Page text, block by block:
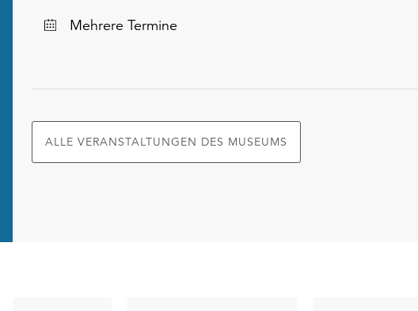
DatumMehrere Termine
ALLE VERANSTALTUNGEN DES MUSEUMS